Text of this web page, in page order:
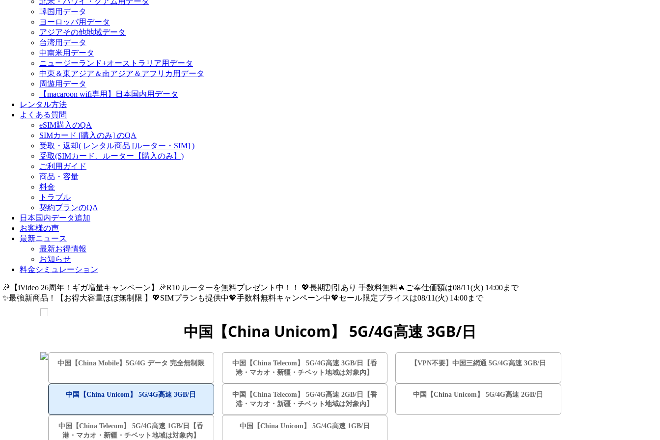
韓国用データ
ヨーロッパ用データ
アジアその他地域データ
台湾用データ
中南米用データ
ニュージーランド+オーストラリア用データ
中東＆東アジア＆南アジア＆アフリカ用データ
周遊用データ
【macaroon wifi専用】日本国内用データ
レンタル方法
よくある質問
eSIM購入のQA
SIMカード [購入のみ] のQA
受取・返却( レンタル商品 [ルーター・SIM] )
受取(SIMカード、ルーター【購入のみ】)
ご利用ガイド
商品・容量
料金
トラブル
契約プランのQA
日本国内データ追加
お客様の声
最新ニュース
最新お得情報
お知らせ
料金シミュレーション
🎉【iVideo 26周年！ギガ増量キャンペーン】🎉R10 ルーターを無料プレゼント中！！ 💖長期割引あり 手数料無料🔥ご奉仕価額は08/11(火) 14:00まで
✨️最強新商品！【お得大容量ほぼ無制限 】💖SIMプランも提供中💖手数料無料キャンペーン中💖セール限定プライスは08/11(火) 14:00まで
中国【China Unicom】 5G/4G高速 3GB/日
中国【China Mobile】5G/4G データ 完全無制限
中国【China Telecom】 5G/4G高速 3GB/日【香
港・マカオ・新疆・チベット地域は対象內】
【VPN不要】中国三網通 5G/4G高速 3GB/日
中国【China Unicom】 5G/4G高速 3GB/日
中国【China Telecom】 5G/4G高速 2GB/日【香
港・マカオ・新疆・チベット地域は対象內】
中国【China Unicom】 5G/4G高速 2GB/日
中国【China Telecom】 5G/4G高速 1GB/日【香
港・マカオ・新疆・チベット地域は対象內】
中国【China Unicom】 5G/4G高速 1GB/日